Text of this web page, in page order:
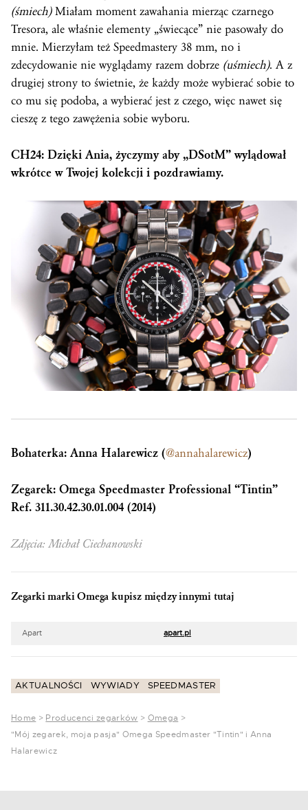
(śmiech)Miałam moment zawahania mierząc czarnego
Tresora, ale właśnie elementy „świecące” nie pasowały do
mnie. Mierzyłam też Speedmastery 38 mm, no i
zdecydowanie nie wyglądamy razem dobrze (uśmiech). A z
drugiej strony to świetnie, że każdy może wybierać sobie to
co mu się podoba, a wybierać jest z czego, więc nawet się
cieszę z tego zawężenia sobie wyboru.
CH24: Dzięki Ania, życzymy aby „DSotM” wylądował
wkrótce w Twojej kolekcji i pozdrawiamy.
Bohaterka: Anna Halarewicz (@annahalarewicz)
Zegarek: Omega Speedmaster Professional “Tintin”
Ref. 311.30.42.30.01.004 (2014)
Zdjęcia: Michał Ciechanowski
Zegarki marki Omega kupisz między innymi tutaj
Apart apart.pl
AKTUALNOŚCI WYWIADY SPEEDMASTER
Home > Producenci zegarków > Omega >
"Mój zegarek, moja pasja" Omega Speedmaster "Tintin" i Anna
Halarewicz